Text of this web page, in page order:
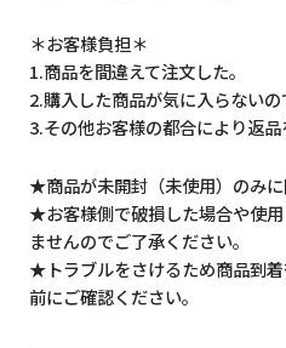
＊お客様負担＊
1.商品を間違えて注文した。
2.購入した商品が気に入らないの
3.その他お客様の都合により返
★商品が未開封（未使用）のみ
★お客様側で破損した場合や使
ませんのでご了承ください。
★トラブルをさけるため商品到
前にご確認ください。